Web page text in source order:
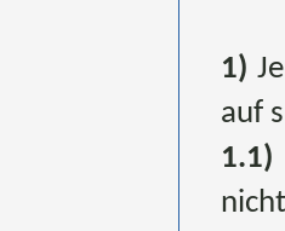
1)
auf
1.1)